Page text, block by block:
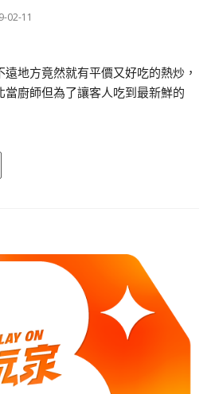
02-11
地方竟然就有平價又好吃的熱炒，
廚師但為了讓客人吃到最新鮮的